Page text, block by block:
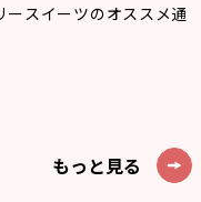
スイーツのオススメ通
もっと見る